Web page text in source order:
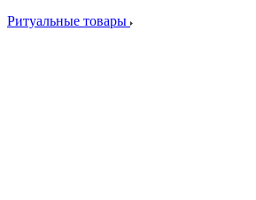
Ритуальные товары